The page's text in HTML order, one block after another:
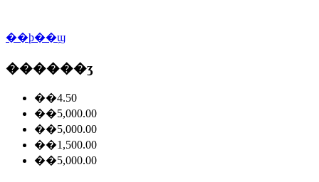
��ϸ��ϣ
������ʒ
��4.50
��5,000.00
��5,000.00
��1,500.00
��5,000.00